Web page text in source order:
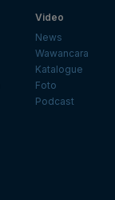
Video
News
Wawancara
Katalogue
Foto
Podcast